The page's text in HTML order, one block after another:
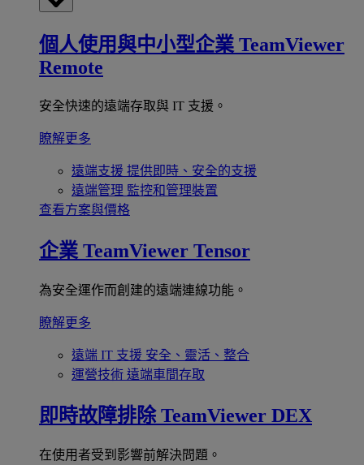
個人使用與中小型企業 TeamViewer
Remote
安全快速的遠端存取與 IT 支援。
瞭解更多
遠端支援 提供即時、安全的支援
遠端管理 監控和管理裝置
查看方案與價格
企業 TeamViewer Tensor
為安全運作而創建的遠端連線功能。
瞭解更多
遠端 IT 支援 安全、靈活、整合
運營技術 遠端車間存取
即時故障排除 TeamViewer DEX
在使用者受到影響前解決問題。